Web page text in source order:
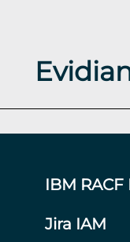
IBM RACF
Jira IAM